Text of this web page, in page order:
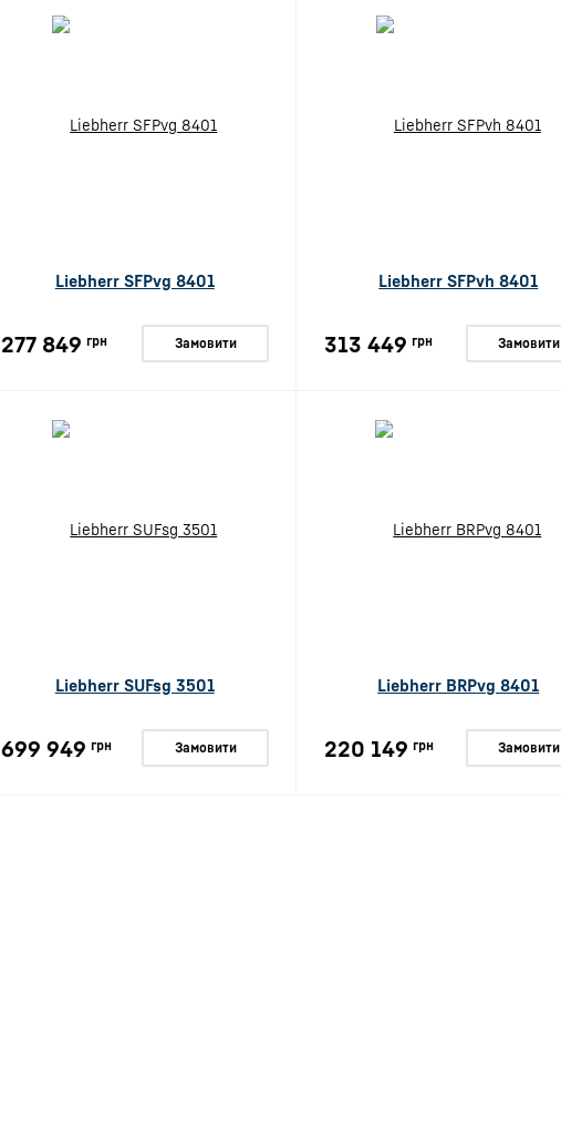
Liebherr SFPvg 8401
277 849 грн Замовити
Liebherr SFPvh 8401
313 449 грн Замовити
Liebherr SUFsg 3501
699 949 грн Замовити
Liebherr BRPvg 8401
220 149 грн Замовити